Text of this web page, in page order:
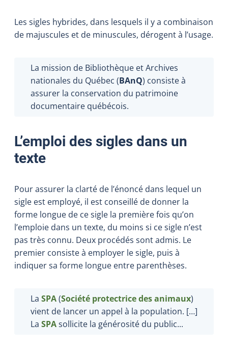
Les sigles hybrides, dans lesquels il y a combinaison
de majuscules et de minuscules, dérogent à l’usage.
La mission de Bibliothèque et Archives
nationales du Québec (BAnQ) consiste à
assurer la conservation du patrimoine
documentaire québécois.
L’emploi des sigles dans un
texte
Pour assurer la clarté de l’énoncé dans lequel un
sigle est employé, il est conseillé de donner la
forme longue de ce sigle la première fois qu’on
l’emploie dans un texte, du moins si ce sigle n’est
pas très connu. Deux procédés sont admis. Le
premier consiste à employer le sigle, puis à
indiquer sa forme longue entre parenthèses.
La SPA(Société protectrice des animaux)
vient de lancer un appel à la population. […]
La SPAsollicite la générosité du public...